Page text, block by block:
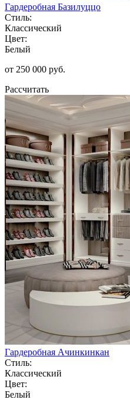
Гардеробная Базилуццо
Стиль:
Классический
Цвет:
Белый
от 250 000 руб.
Рассчитать
Гардеробная Ачинкинкан
Стиль:
Классический
Цвет:
Белый